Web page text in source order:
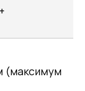
(максимум